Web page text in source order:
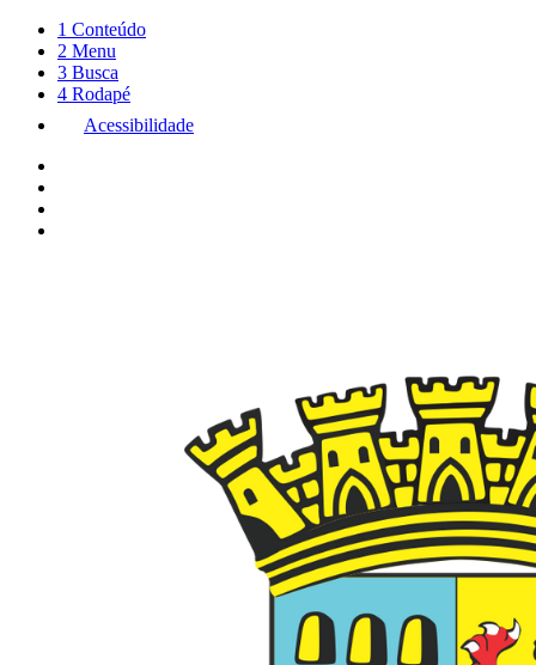
1 Conteúdo
2 Menu
3 Busca
4 Rodapé
Acessibilidade